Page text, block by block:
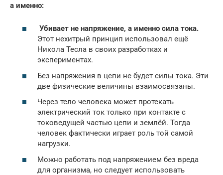
а именно:
Убивает не напряжение, а именно сила тока.
Этот нехитрый принцип использовал ещё
Никола Тесла в своих разработках и
экспериментах.
Без напряжения в цепи не будет силы тока. Эти
две физические величины взаимосвязаны.
Через тело человека может протекать
электрический ток только при контакте с
токоведущей частью цепи и землёй. Тогда
человек фактически играет роль той самой
нагрузки.
Можно работать под напряжением без вреда
для организма, но следует использовать